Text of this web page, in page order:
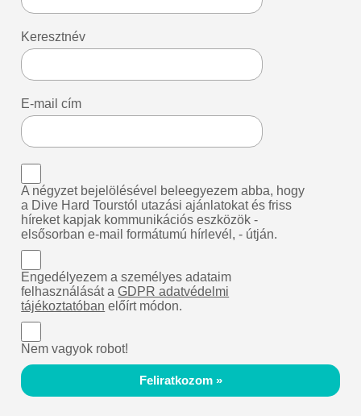
Keresztnév
E-mail cím
A négyzet bejelölésével beleegyezem abba, hogy
a Dive Hard Tourstól utazási ajánlatokat és friss
híreket kapjak kommunikációs eszközök -
elsősorban e-mail formátumú hírlevél, - útján.
Engedélyezem a személyes adataim
felhasználását aGDPR adatvédelmi
tájékoztatóban előírt módon.
Nem vagyok robot!
Feliratkozom »